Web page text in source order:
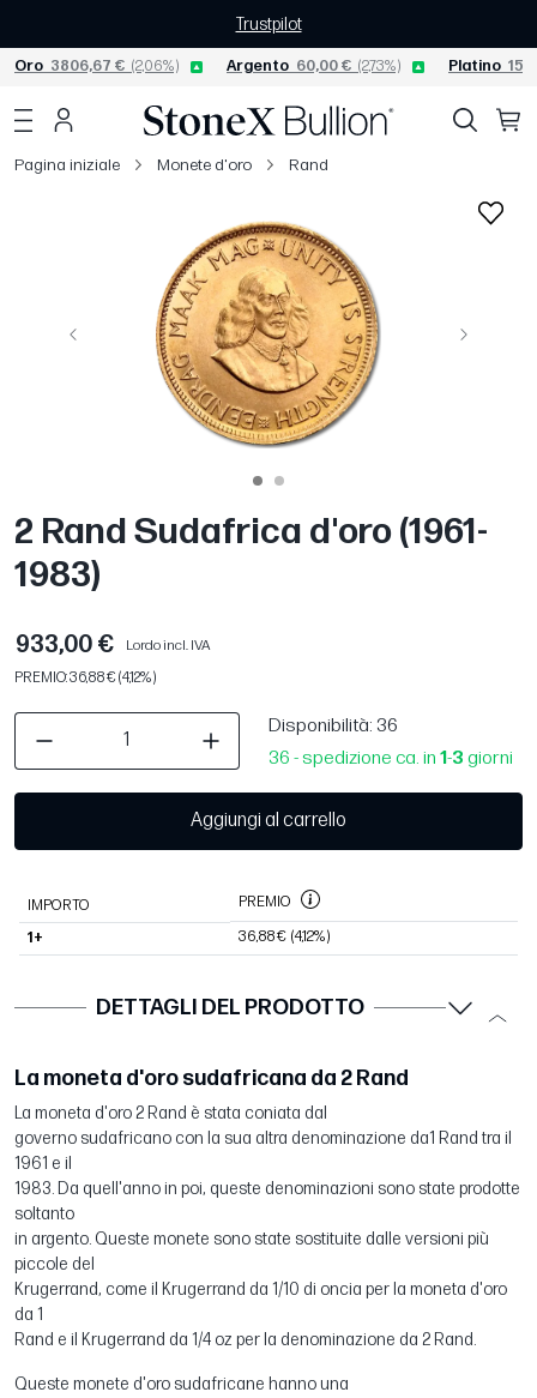
Trustpilot
Oro 3806,67 € (2,06%) Argento 60,00 € (2,73%) Platino
Pagina iniziale Monete d'oro Rand
Precedente Avanti
2 Rand Sudafrica d'oro (1961-
1983)
933,00 €
Lordo incl. IVA
PREMIO: 36,88 € (4,12%)
Disponibilità: 36
36 - spedizione ca. in 1-3 giorni
Aggiungi al carrello
IMPORTO PREMIO
1+ 36,88 € (4,12%)
DETTAGLI DEL PRODOTTO
La moneta d'oro sudafricana da 2 Rand
La moneta d'oro 2 Rand è stata coniata dal
governo sudafricano con la sua altra denominazione da1 Rand tra il
1961 e il
1983. Da quell'anno in poi, queste denominazioni sono state prodotte
soltanto
in argento. Queste monete sono state sostituite dalle versioni più
piccole del
Krugerrand, come il Krugerrand da 1/10 di oncia per la moneta d'oro
da 1
Rand e il Krugerrand da 1/4 oz per la denominazione da 2 Rand.
Queste monete d'oro sudafricane hanno una